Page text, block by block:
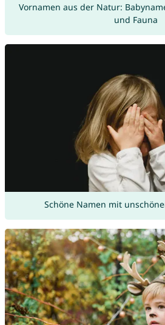
Vornamen aus der Natur:
und Fauna
Schöne Namen mit